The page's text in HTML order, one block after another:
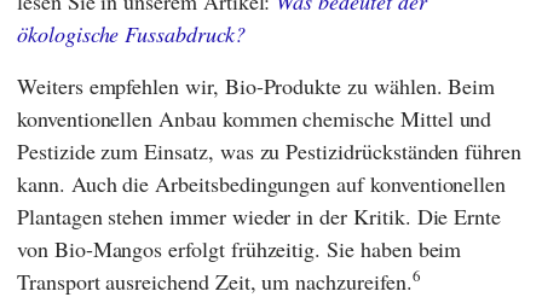
ökologische Fussabdruck?
Weiters empfehlen wir, Bio-Produkte zu wählen. Beim
konventionellen Anbau kommen chemische Mittel und
Pestizide zum Einsatz, was zu Pestizidrückständen führen
kann. Auch die Arbeitsbedingungen auf konventionellen
Plantagen stehen immer wieder in der Kritik. Die Ernte
von Bio-Mangos erfolgt frühzeitig. Sie haben beim
Transport ausreichend Zeit, um nachzureifen.6